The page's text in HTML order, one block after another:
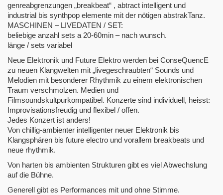
genreabgrenzungen „breakbeat“ , abtract intelligent und
industrial bis synthpop elemente mit der nötigen abstrakTanz.
MASCHINEN – LIVEDATEN / SET:
beliebige anzahl sets a 20-60min – nach wunsch.
länge / sets variabel
Neue Elektronik und Future Elektro werden bei ConseQuencE
zu neuen Klangwelten mit „livegeschraubten“ Sounds und
Melodien mit besonderer Rhythmik zu einem elektronischen
Traum verschmolzen. Medien und
Filmsoundskultpurkompatibel. Konzerte sind individuell, heisst:
Improvisationsfreudig und flexibel / offen.
Jedes Konzert ist anders!
Von chillig-ambienter intelligenter neuer Elektronik bis
Klangsphären bis future electro und vorallem breakbeats und
neue rhythmik.
Von harten bis ambienten Strukturen gibt es viel Abwechslung
auf die Bühne.
Generell gibt es Performances mit und ohne Stimme.